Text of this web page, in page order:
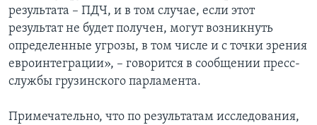
результата – ПДЧ, и в том случае, если этот
результат не будет получен, могут возникнуть
определенные угрозы, в том числе и с точки зрения
евроинтеграции», – говорится в сообщении пресс-
службы грузинского парламента.
Примечательно, что по результатам исследования,